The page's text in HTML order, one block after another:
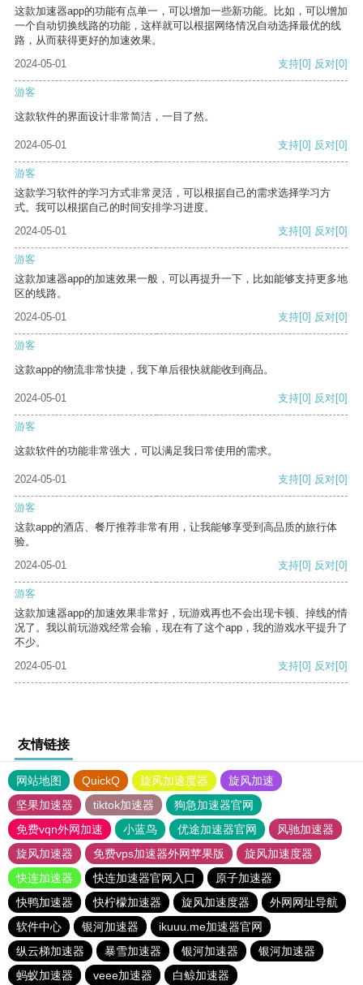
这款加速器app的功能有点单一，可以增加一些新功能。比如，可以增加
一个自动切换线路的功能，这样就可以根据网络情况自动选择最优的线
路，从而获得更好的加速效果。
2024-05-01
支持[0] 反对[0]
游客
这款软件的界面设计非常简洁，一目了然。
2024-05-01 支持[0] 反对[0]
游客
这款学习软件的学习方式非常灵活，可以根据自己的需求选择学习方
式。我可以根据自己的时间安排学习进度。
2024-05-01
支持[0] 反对[0]
游客
这款加速器app的加速效果一般，可以再提升一下，比如能够支持更多地
区的线路。
2024-05-01
支持[0] 反对[0]
游客
这款app的物流非常快捷，我下单后很快就能收到商品。
2024-05-01 支持[0] 反对[0]
游客
这款软件的功能非常强大，可以满足我日常使用的需求。
2024-05-01 支持[0] 反对[0]
游客
这款app的酒店、餐厅推荐非常有用，让我能够享受到高品质的旅行体
验。
2024-05-01
支持[0] 反对[0]
游客
这款加速器app的加速效果非常好，玩游戏再也不会出现卡顿、掉线的情
况了。我以前玩游戏经常会输，现在有了这个app，我的游戏水平提升了
不少。
2024-05-01
支持[0] 反对[0]
友情链接
网站地图 QuickQ 旋风加速度器
旋风加速
坚果加速器
tiktok加速器
狗急加速器官网
免费vqn外网加速
小蓝鸟 优途加速器官网
风驰加速器
旋风加速器
免费vps加速器外网苹果版
旋风加速度器
快连加速器
快连加速器官网入口
原子加速器
快鸭加速器
快柠檬加速器 旋风加速度器
外网网址导航
软件中心
银河加速器
ikuuu.me加速器官网
纵云梯加速器
暴雪加速器 银河加速器
银河加速器
蚂蚁加速器
veee加速器 白鲸加速器